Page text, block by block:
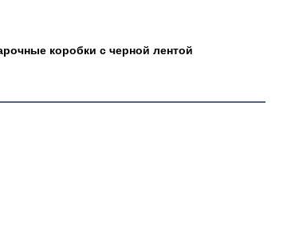
коробки с черной лентой